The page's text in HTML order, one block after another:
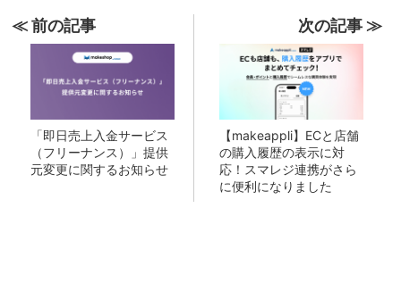
≪ 前の記事
「即日売上入金サービス
（フリーナンス）」提供
元変更に関するお知らせ
次の記事 ≫
【makeappli】ECと店舗
の購入履歴の表示に対
応！スマレジ連携がさら
に便利になりました